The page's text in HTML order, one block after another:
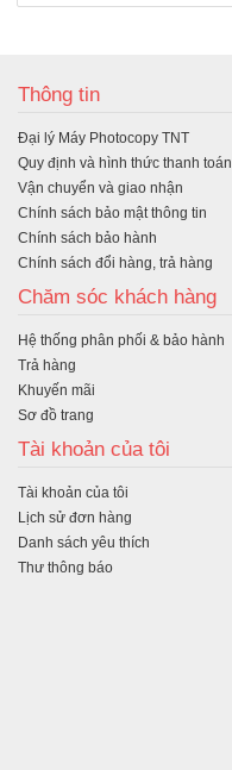
Thông tin
Đại lý Máy Photocopy TNT
Quy định và hình thức thanh toán
Vận chuyển và giao nhận
Chính sách bảo mật thông tin
Chính sách bảo hành
Chính sách đổi hàng, trả hàng
Chăm sóc khách hàng
Hệ thống phân phối & bảo hành
Trả hàng
Khuyến mãi
Sơ đồ trang
Tài khoản của tôi
Tài khoản của tôi
Lịch sử đơn hàng
Danh sách yêu thích
Thư thông báo